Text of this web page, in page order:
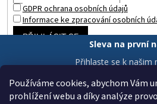
Používáme cookies, abychom Vám
prohlížení webu a díky analýze
GDPR ochrana osobních údajů
Informace ke zpracování osobních
PŘIHLÁSIT SE
Sleva na první
Přihlaste se k našim